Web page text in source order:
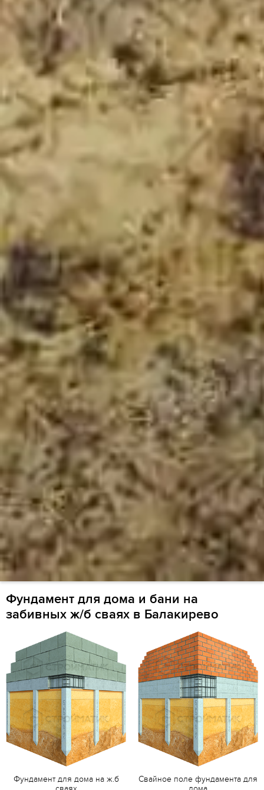
Фундамент для дома и бани на
забивных ж/б сваях в Балакирево
Фундамент для дома на ж.б
Свайное поле фундамента для